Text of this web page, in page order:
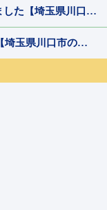
た【埼玉県川口市
埼玉県川口市の運